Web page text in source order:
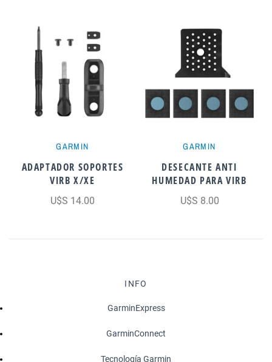
GARMIN
ADAPTADOR SOPORTES
VIRB X/XE
U$S 14.00
GARMIN
DESECANTE ANTI
HUMEDAD PARA VIRB
U$S 8.00
INFO
GarminExpress
GarminConnect
Tecnología Garmin